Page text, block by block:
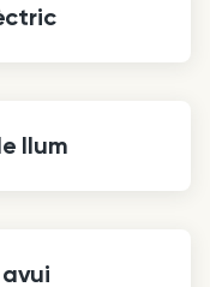
llum